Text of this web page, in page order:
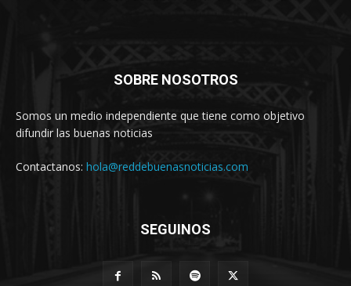
SOBRE NOSOTROS
Somos un medio independiente que tiene como objetivo
difundir las buenas noticias
Contactanos: hola@reddebuenasnoticias.com
SEGUINOS